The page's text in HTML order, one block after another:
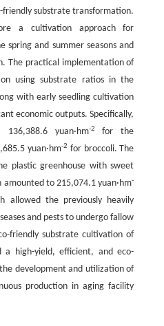
substrate transformation.
a cultivation approach for
spring and summer seasons and
The practical implementation of
using substrate ratios in the
with early seedling cultivation
economic outputs. Specifically,
yuan·hm-2for the
yuan·hm-2 for broccoli. The
plastic greenhouse with sweet
to 215,074.1 yuan·hm-
allowed the previously heavily
and pests to undergo fallow
friendly substrate cultivation of
a high-yield, efficient, and eco-
development and utilization of
production in aging facility